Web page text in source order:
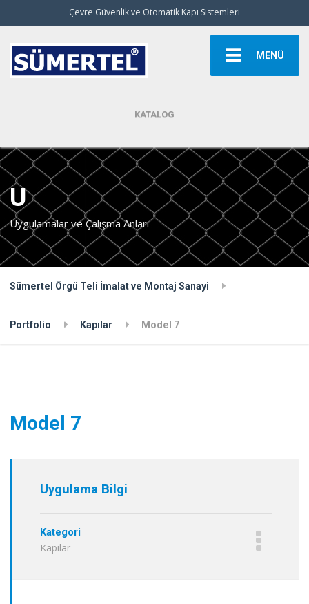
Çevre Güvenlik ve Otomatik Kapı Sistemleri
MENÜ
KATALOG
U
Uygulamalar ve Çalışma Anları
Sümertel Örgü Teli İmalat ve Montaj Sanayi
Portfolio Kapılar Model 7
Model 7
Uygulama Bilgi
Kategori
Kapılar